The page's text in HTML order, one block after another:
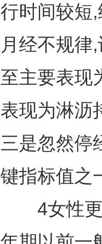
行时间较短
月经不规律
至主要表现
表现为淋沥
三是忽然停
键指标值之
4女性